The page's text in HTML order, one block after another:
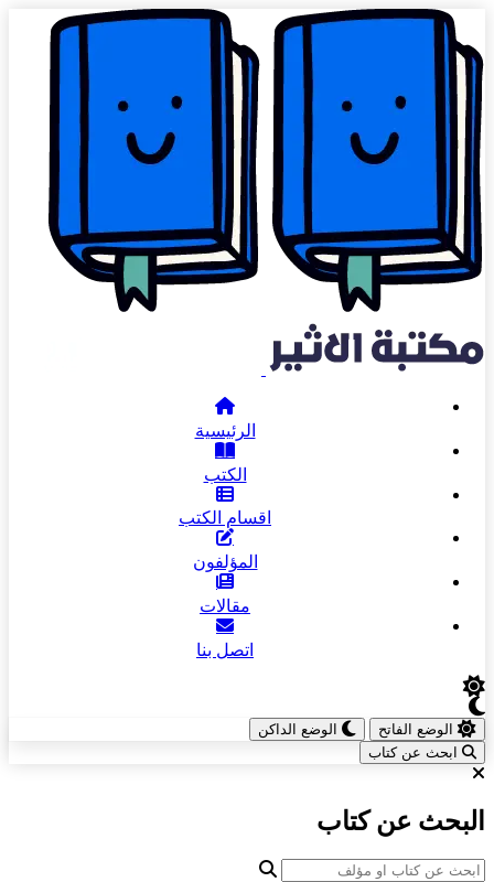
الرئيسية
الكتب
اقسام الكتب
المؤلفون
مقالات
اتصل بنا
الوضع الفاتح
الوضع الداكن
ابحث عن كتاب
البحث عن كتاب